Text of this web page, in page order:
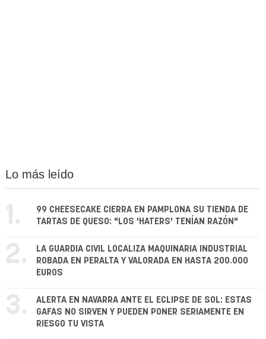
Lo más leído
1.
99 CHEESECAKE CIERRA EN PAMPLONA SU TIENDA DE
TARTAS DE QUESO: "LOS 'HATERS' TENÍAN RAZÓN"
2.
LA GUARDIA CIVIL LOCALIZA MAQUINARIA INDUSTRIAL
ROBADA EN PERALTA Y VALORADA EN HASTA 200.000
EUROS
3.
ALERTA EN NAVARRA ANTE EL ECLIPSE DE SOL: ESTAS
GAFAS NO SIRVEN Y PUEDEN PONER SERIAMENTE EN
RIESGO TU VISTA